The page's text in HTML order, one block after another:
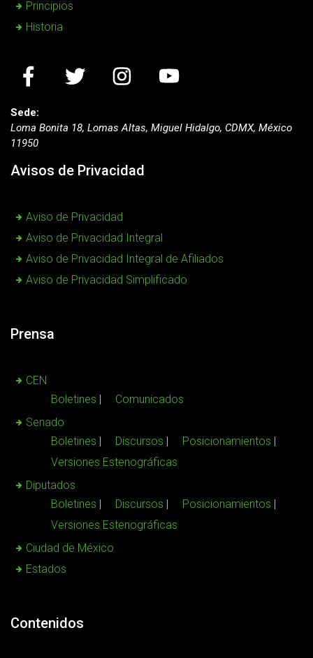
Principios
Historia
Sede:
Loma Bonita 18, Lomas Altas, Miguel Hidalgo, CDMX, México
11950
Avisos de Privacidad
Aviso de Privacidad
Aviso de Privacidad Integral
Aviso de Privacidad Integral de Afiliados
Aviso de Privacidad Simplificado
Prensa
CEN
Boletines
Comunicados
Senado
Boletines
Discursos
Posicionamientos
Versiones Estenográficas
Diputados
Boletines
Discursos
Posicionamientos
Versiones Estenográficas
Ciudad de México
Estados
Contenidos